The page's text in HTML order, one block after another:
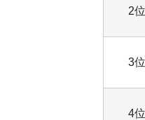
2位
3位
4位